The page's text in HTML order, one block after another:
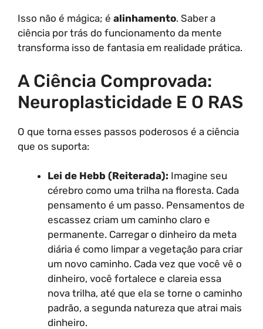
Isso não é mágica; é alinhamento. Saber a
ciência por trás do funcionamento da mente
transforma isso de fantasia em realidade prática.
A Ciência Comprovada:
Neuroplasticidade E O RAS
O que torna esses passos poderosos é a ciência
que os suporta:
Lei de Hebb (Reiterada): Imagine seu
cérebro como uma trilha na floresta. Cada
pensamento é um passo. Pensamentos de
escassez criam um caminho claro e
permanente. Carregar o dinheiro da meta
diária é como limpar a vegetação para criar
um novo caminho. Cada vez que você vê o
dinheiro, você fortalece e clareia essa
nova trilha, até que ela se torne o caminho
padrão, a segunda natureza que atrai mais
dinheiro.